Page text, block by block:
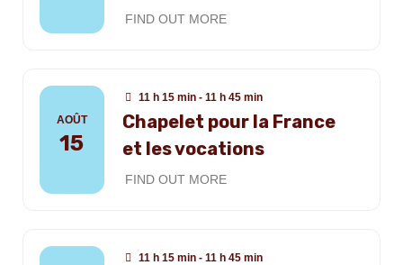
FIND OUT MORE
AOÛT
15
11 h 15 min - 11 h 45 min
Chapelet pour la France
et les vocations
FIND OUT MORE
11 h 15 min - 11 h 45 min